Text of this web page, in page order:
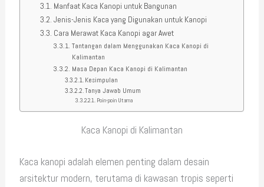
Manfaat Kaca Kanopi untuk Bangunan
Jenis-Jenis Kaca yang Digunakan untuk Kanopi
Cara Merawat Kaca Kanopi agar Awet
Tantangan dalam Menggunakan Kaca Kanopi di
Kalimantan
Masa Depan Kaca Kanopi di Kalimantan
Kesimpulan
Tanya Jawab Umum
Poin-poin Utama
Kaca Kanopi di Kalimantan
Kaca kanopi adalah elemen penting dalam desain
arsitektur modern, terutama di kawasan tropis seperti